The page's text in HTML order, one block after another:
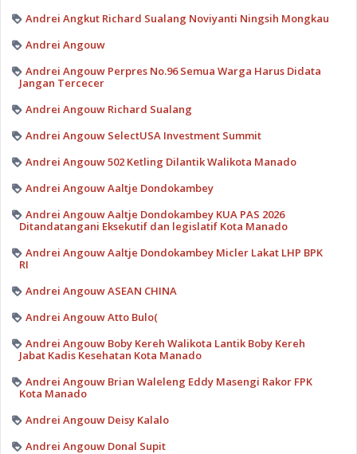
Andrei Angkut Richard Sualang Noviyanti Ningsih Mongkau
Andrei Angouw
Andrei Angouw Perpres No.96 Semua Warga Harus Didata
Jangan Tercecer
Andrei Angouw Richard Sualang
Andrei Angouw SelectUSA Investment Summit
Andrei Angouw 502 Ketling Dilantik Walikota Manado
Andrei Angouw Aaltje Dondokambey
Andrei Angouw Aaltje Dondokambey KUA PAS 2026
Ditandatangani Eksekutif dan legislatif Kota Manado
Andrei Angouw Aaltje Dondokambey Micler Lakat LHP BPK
RI
Andrei Angouw ASEAN CHINA
Andrei Angouw Atto Bulo(
Andrei Angouw Boby Kereh Walikota Lantik Boby Kereh
Jabat Kadis Kesehatan Kota Manado
Andrei Angouw Brian Waleleng Eddy Masengi Rakor FPK
Kota Manado
Andrei Angouw Deisy Kalalo
Andrei Angouw Donal Supit